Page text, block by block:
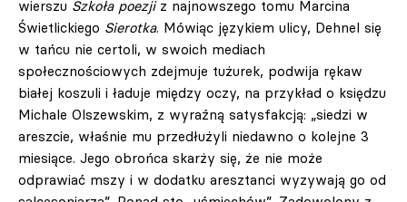
wierszu Szkoła poezjiz najnowszego tomu Marcina
Świetlickiego Sierotka. Mówiąc językiem ulicy, Dehnel się
w tańcu nie certoli, w swoich mediach
społecznościowych zdejmuje tużurek, podwija rękaw
białej koszuli i ładuje między oczy, na przykład o księdzu
Michale Olszewskim, z wyraźną satysfakcją: „siedzi w
areszcie, właśnie mu przedłużyli niedawno o kolejne 3
miesiące. Jego obrońca skarży się, że nie może
odprawiać mszy i w dodatku aresztanci wyzywają go od